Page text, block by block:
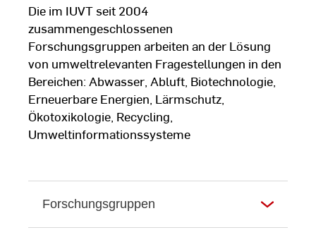
Die im IUVT seit 2004
zusammengeschlossenen
Forschungsgruppen arbeiten an der Lösung
von umweltrelevanten Fragestellungen in den
Bereichen: Abwasser, Abluft, Biotechnologie,
Erneuerbare Energien, Lärmschutz,
Ökotoxikologie, Recycling,
Umweltinformationssysteme
Forschungsgruppen